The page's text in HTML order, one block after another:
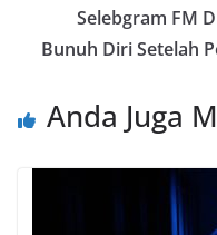
Selebgram FM
Bunuh Diri Setelah
Anda Juga